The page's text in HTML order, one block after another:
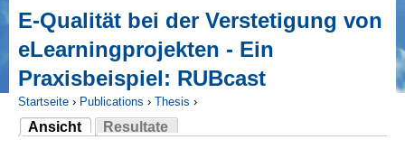
E-Qualität bei der Verstetigung von
eLearningprojekten - Ein
Praxisbeispiel: RUBcast
Sie sind hier
Startseite › Publications › Thesis ›
Ansicht
(aktiver Reiter)
Resultate